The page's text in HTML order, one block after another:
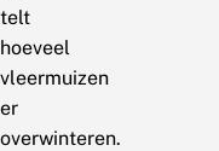
telt
hoeveel
vleermuizen
er
overwinteren.